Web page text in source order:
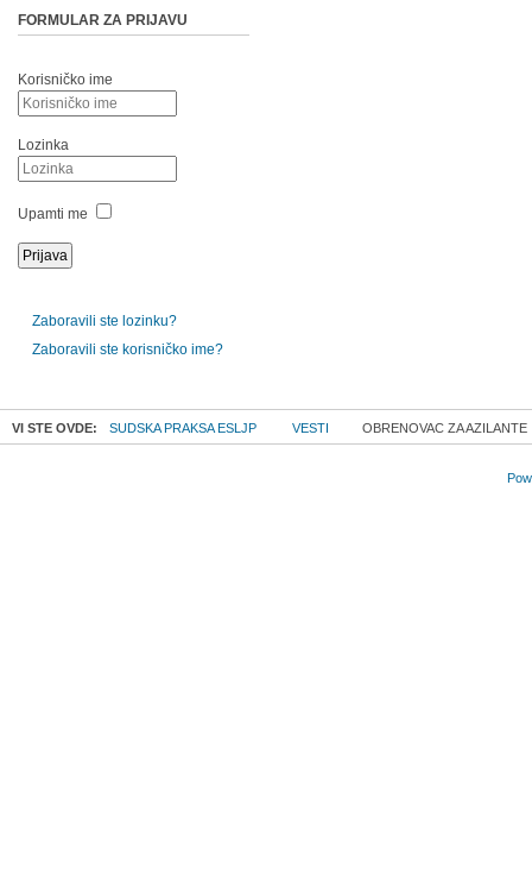
FORMULAR ZA PRIJAVU
Korisničko ime
Lozinka
Upamti me
Zaboravili ste lozinku?
Zaboravili ste korisničko ime?
VI STE OVDE: SUDSKA PRAKSA ESLJP VESTI OBRENOVAC ZA AZILANTE